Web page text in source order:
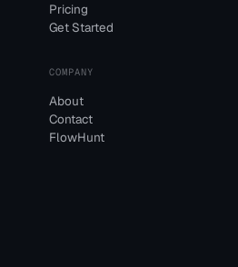
Pricing
Get Started
COMPANY
About
Contact
FlowHunt